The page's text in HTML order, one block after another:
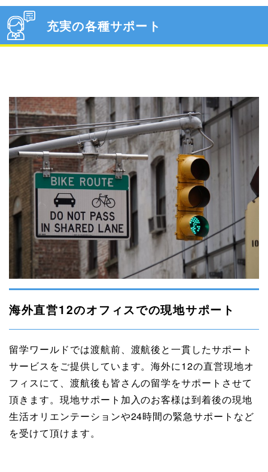
充実の各種サポート
海外直営12のオフィスでの現地サポート
留学ワールドでは渡航前、渡航後と一貫したサポート
サービスをご提供しています。海外に12の直営現地オ
フィスにて、渡航後も皆さんの留学をサポートさせて
頂きます。現地サポート加入のお客様は到着後の現地
生活オリエンテーションや24時間の緊急サポートなど
を受けて頂けます。